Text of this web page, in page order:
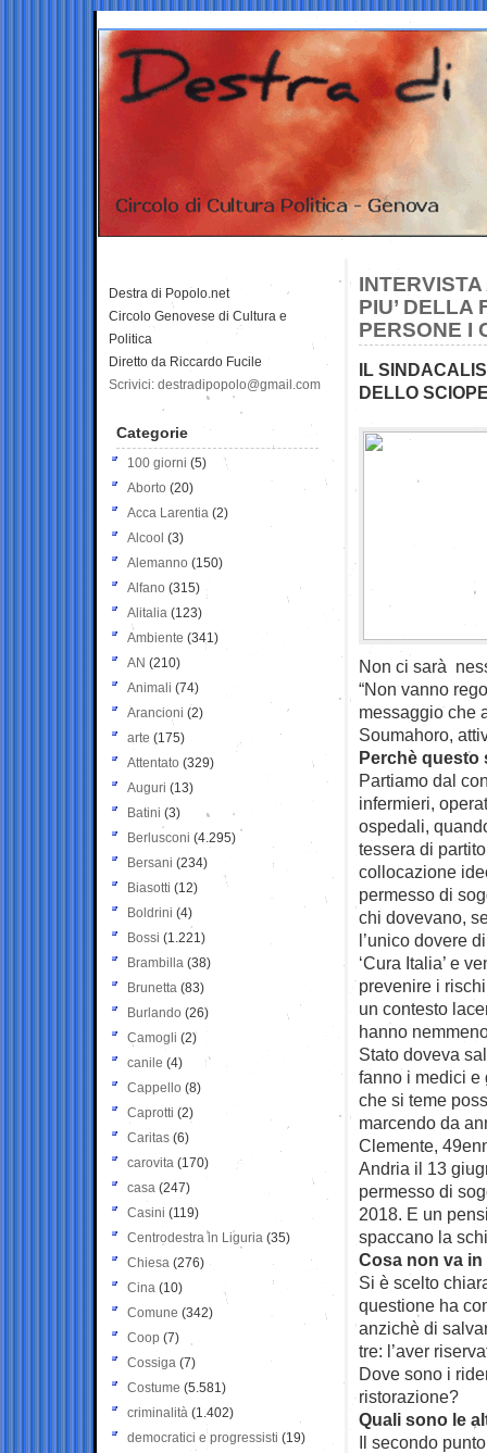
PIU’ DELLA
PERSONE I
IL
DELLO
Non ci sarà
“Non vanno
messaggio che
Soumahoro,
Perchè questo
Partiamo dal
infermieri,
ospedali,
tessera di
collocazione
permesso di
chi dovevano,
l’unico dovere
‘Cura Italia’ e
prevenire i
un contesto
hanno
Stato doveva
fanno i medici e
che si teme
marcendo da
Clemente,
Andria il 13
permesso di
2018. E un
spaccano la
Cosa non va
Si è scelto
questione ha
anzichè di
tre: l’aver
Dove sono i
ristorazione?
Quali sono le
Il secondo
Destra di Popolo.net
Circolo Genovese di Cultura e
Politica
Diretto da Riccardo Fucile
Scrivici: destradipopolo@gmail.com
Categorie
100 giorni (5)
Aborto (20)
Acca Larentia (2)
Alcool (3)
Alemanno (150)
Alfano (315)
Alitalia (123)
Ambiente (341)
AN (210)
Animali (74)
Arancioni (2)
arte (175)
Attentato (329)
Auguri (13)
Batini (3)
Berlusconi (4.295)
Bersani (234)
Biasotti (12)
Boldrini (4)
Bossi (1.221)
Brambilla (38)
Brunetta (83)
Burlando (26)
Camogli (2)
canile (4)
Cappello (8)
Caprotti (2)
Caritas (6)
carovita (170)
casa (247)
Casini (119)
Centrodestra in Liguria (35)
Chiesa (276)
Cina (10)
Comune (342)
Coop (7)
Cossiga (7)
Costume (5.581)
criminalità (1.402)
democratici e progressisti (19)